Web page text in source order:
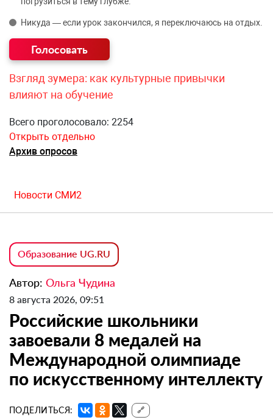
Никуда — если урок закончился, я переключаюсь на отдых.
Взгляд зумера: как культурные привычки
влияют на обучение
Всего проголосовало: 2254
Открыть отдельно
Архив опросов
Новости СМИ2
Образование UG.RU
Автор: Ольга Чудина
8 августа 2026, 09:51
Российские школьники
завоевали 8 медалей на
Международной олимпиаде
по искусственному интеллекту
ПОДЕЛИТЬСЯ: 🔗